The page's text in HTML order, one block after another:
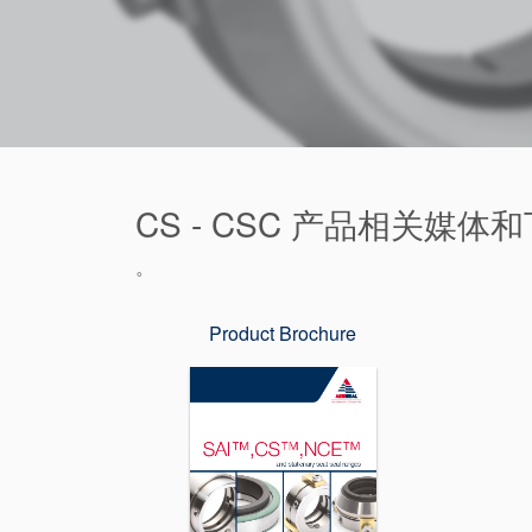
CS - CSC 产品相关媒体
。
Product Brochure